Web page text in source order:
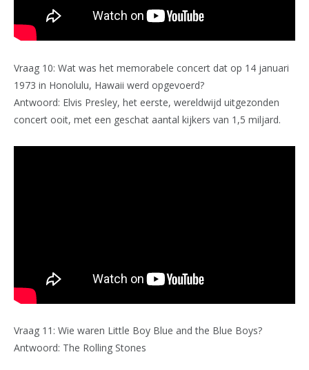
Vraag 10: Wat was het memorabele concert dat op 14 januari
1973 in Honolulu, Hawaii werd opgevoerd?
Antwoord: Elvis Presley, het eerste, wereldwijd uitgezonden
concert ooit, met een geschat aantal kijkers van 1,5 miljard.
Vraag 11: Wie waren Little Boy Blue and the Blue Boys?
Antwoord: The Rolling Stones